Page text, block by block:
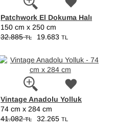
Patchwork El Dokuma Halı
150 cm x 250 cm
32.885TL 19.683 TL
Vintage Anadolu Yolluk
74 cm x 284 cm
41.082TL 32.265 TL